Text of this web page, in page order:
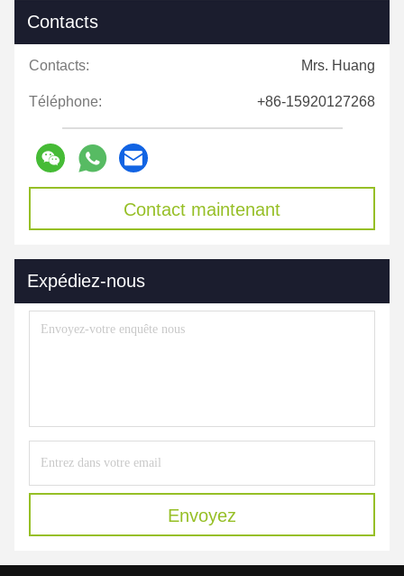
Contacts
Contacts: Mrs. Huang
Téléphone: +86-15920127268
Contact maintenant
Expédiez-nous
Envoyez